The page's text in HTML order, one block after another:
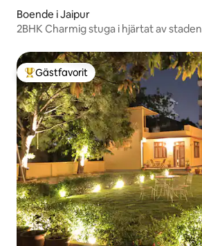
Boende i Jaipur
2BHK Charmig stuga i hjärtat av staden
Populär gästfavorit
Gästfavorit